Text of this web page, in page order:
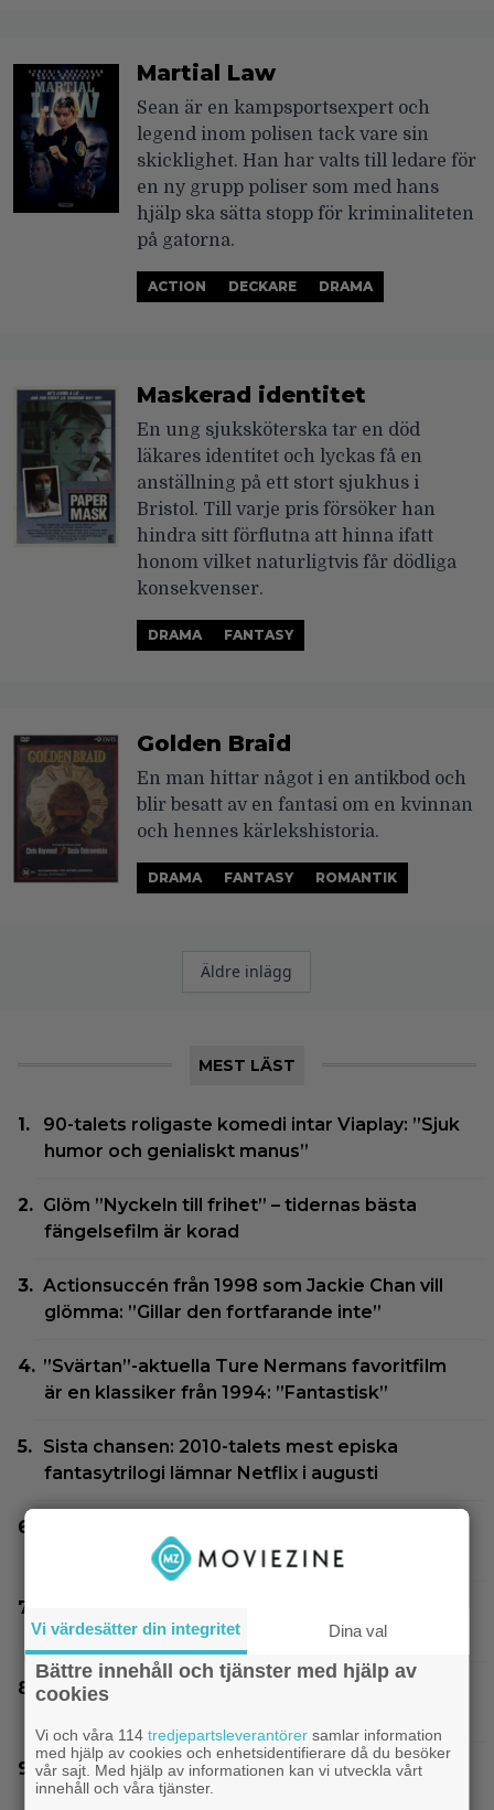
Martial Law
Sean är en kampsportsexpert och
legend inom polisen tack vare sin
skicklighet. Han har valts till ledare för
en ny grupp poliser som med hans
hjälp ska sätta stopp för kriminaliteten
på gatorna.
ACTION DECKARE DRAMA
Maskerad identitet
En ung sjuksköterska tar en död
läkares identitet och lyckas få en
anställning på ett stort sjukhus i
Bristol. Till varje pris försöker han
hindra sitt förflutna att hinna ifatt
honom vilket naturligtvis får dödliga
konsekvenser.
DRAMA FANTASY
Golden Braid
En man hittar något i en antikbod och
blir besatt av en fantasi om en kvinnan
och hennes kärlekshistoria.
DRAMA FANTASY ROMANTIK
Inläggsnavigering
Äldre inlägg
MEST LÄST
90-talets roligaste komedi intar Viaplay: ”Sjuk
humor och genialiskt manus”
Glöm ”Nyckeln till frihet” – tidernas bästa
fängelsefilm är korad
Actionsuccén från 1998 som Jackie Chan vill
glömma: ”Gillar den fortfarande inte”
”Svärtan”-aktuella Ture Nermans favoritfilm
är en klassiker från 1994: ”Fantastisk”
Sista chansen: 2010-talets mest episka
fantasytrilogi lämnar Netflix i augusti
behöver se ”The Odyssey” i IMAX
filmen blir en snackis
Christopher Nolans favoritkomedi är hyllad
Bortglömd komedi från 1984 blev Robin
Williams favorit: ”Min bästa film”
Vi värdesätter din integritet Dina val
Bättre innehåll och tjänster med hjälp av
cookies
Vi och våra 114tredjepartsleverantörer samlar information
med hjälp av cookies och enhetsidentifierare då du besöker
vår sajt. Med hjälp av informationen kan vi utveckla vårt
innehåll och våra tjänster.